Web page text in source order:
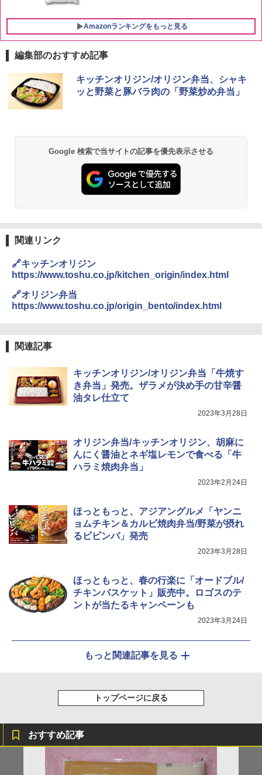
Amazonランキングをもっと見る
ブラックニッカ ニッカ Nikka ウィスキ
ー4000ml ブラックニッカクリア ウヰス
キー 【日本 アサヒ ウィスキー】 大容量
角瓶 2700ml サントリー ウイスキー ハ
イボール 大容量
￥4,274
サントリー シングルモルト ウイスキー
入 700ml
￥19,860
チキンラーメン どんぶり 85g×12個 日清
食品 インスタント カップ麺
【公式】ブタメン とんこつ味 35g×15個
| 業務用 夜食 カップラーメン ミニカップ
麺 小腹 インスタント アウトドアにも ロ
ーリングストック 大人買い おやつカン
パニー
3
4
￥3,248
えめ 75g×12個
￥2,885
[山善] スチームオーブンレンジ 25L 一人
暮らし 二人暮らし フラットテーブル ス
チーム調理 自動メニュー19種搭載 角皿
シャープ 過熱水蒸気 オーブンレンジ 26
L コンベクション 2段調理 ホワイト RE-
SS26B-W
ーム調理 フラットテーブル トースト機
ジ 石窯ドーム ER-D80A(K) ブラック 25
0℃ 1段調理 フラットテーブル 電子レン
ジ 赤外線センサー ノンフライ調理 簡単
お手入れ 小型 新生活 一人暮らし 二人暮
シャープ ウォーターオーブン ヘルシオ
AX-XJ1-B ブラック 30L 2段調理 コンベ
￥44,800
編集部のおすすめ記事
キッチンオリジン/オリジン弁当、シャキ
ッと野菜と豚バラ肉の「野菜炒め弁当」
Google 検索で当サイトの記事を優先表示させる
関連リンク
🔗キッチンオリジン
https://www.toshu.co.jp/kitchen_origin/index.html
🔗オリジン弁当
https://www.toshu.co.jp/origin_bento/index.html
関連記事
キッチンオリジン/オリジン弁当「牛焼す
き弁当」発売。ザラメが決め手の甘辛醤
油タレ仕立て
2023年3月28日
オリジン弁当/キッチンオリジン、胡麻に
んにく醤油とネギ塩レモンで食べる「牛
ハラミ焼肉弁当」
2023年2月24日
ほっともっと、アジアングルメ「ヤンニ
ョムチキン＆カルビ焼肉弁当/野菜が摂れ
るビビンバ」発売
2023年3月28日
ほっともっと、春の行楽に「オードブル/
チキンバスケット」販売中。ロゴスのテ
ントが当たるキャンペーンも
2023年3月24日
もっと関連記事を見る
トップページに戻る
おすすめ記事